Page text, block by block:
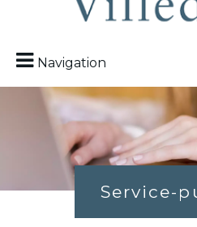
Navigation
Service-